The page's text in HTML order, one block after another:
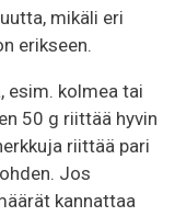
mikäli eri
erikseen.
esim. kolmea tai
50 g riittää hyvin
riittää pari
Jos
kannattaa